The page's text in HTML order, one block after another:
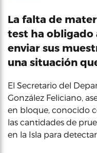
La falta de
test ha obligado
enviar sus
una situación
El Secretario del
González Feliciano,
en bloque, conocido
las cantidades de
en la Isla para detectar